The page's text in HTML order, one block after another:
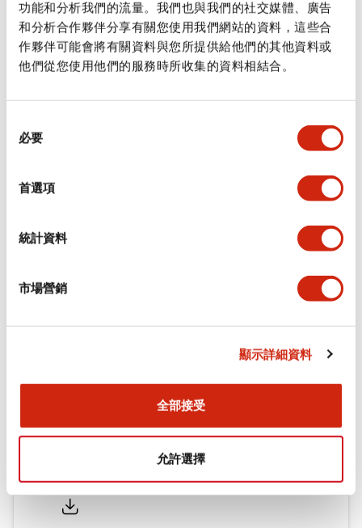
功能和分析我們的流量。我們也與我們的社交媒體、廣告
和分析合作夥伴分享有關您使用我們網站的資料，這些合
作夥伴可能會將有關資料與您所提供給他們的其他資料或
他們從您使用他們的服務時所收集的資料相結合。
必要
首選項
統計資料
市場營銷
顯示詳細資料
全部接受
允許選擇
規格 顯示全部
審美規範
安裝和安裝規範
認證與標準
Flush Silhouette LW系列 控制元件 (英文版)
2025/09/19.PDF1.23MB